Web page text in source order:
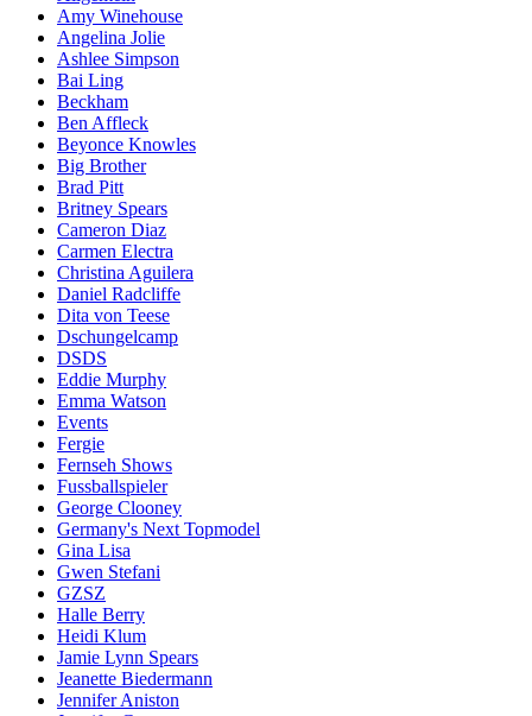
Amy Winehouse
Angelina Jolie
Ashlee Simpson
Bai Ling
Beckham
Ben Affleck
Beyonce Knowles
Big Brother
Brad Pitt
Britney Spears
Cameron Diaz
Carmen Electra
Christina Aguilera
Daniel Radcliffe
Dita von Teese
Dschungelcamp
DSDS
Eddie Murphy
Emma Watson
Events
Fergie
Fernseh Shows
Fussballspieler
George Clooney
Germany's Next Topmodel
Gina Lisa
Gwen Stefani
GZSZ
Halle Berry
Heidi Klum
Jamie Lynn Spears
Jeanette Biedermann
Jennifer Aniston